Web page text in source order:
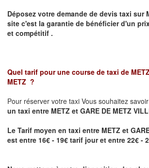
Déposez votre demande de devis taxi sur
site c'est la garantie de bénéficier d'un
et compétitif .
Quel tarif pour une course de taxi de
METZ ?
Pour réserver votre taxi Vous souhaitez savoir
un taxi entre METZ et GARE DE METZ
Le Tarif moyen en taxi entre METZ et
est entre 16€ - 19€ tarif jour et entre 22€ -